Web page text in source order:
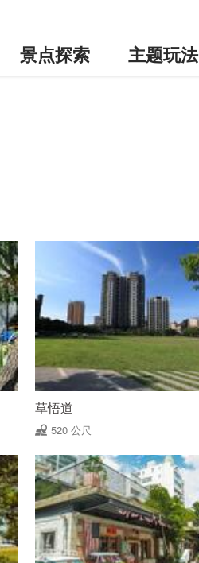
景点探索 主题玩法
草悟道
520 公尺